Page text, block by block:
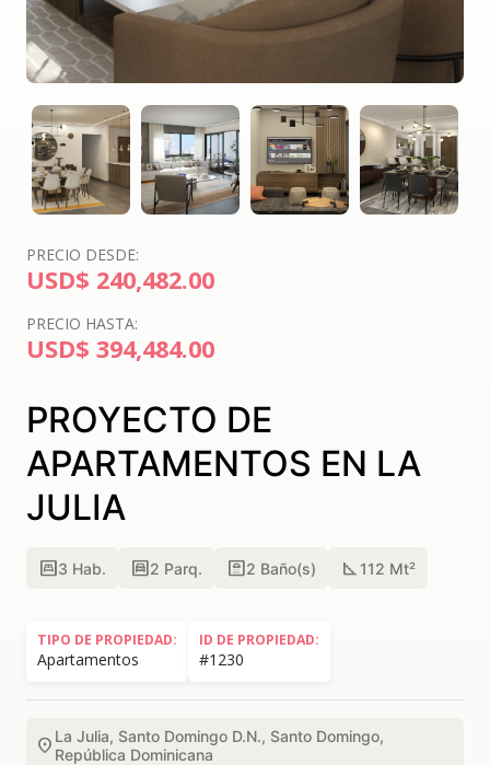
PRECIO DESDE:
USD$ 240,482.00
PRECIO HASTA:
USD$ 394,484.00
PROYECTO DE
APARTAMENTOS EN LA
JULIA
bedroom_parent3 Hab. garage2 Parq. bathroom2 Baño(s) square_foot 112 Mt²
TIPO DE PROPIEDAD:
Apartamentos
ID DE PROPIEDAD:
#1230
location_on La Julia, Santo Domingo D.N., Santo Domingo,
República Dominicana